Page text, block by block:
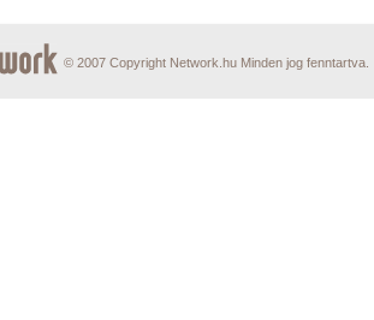
© 2007 Copyright Network.hu Minden jog fenntartva.